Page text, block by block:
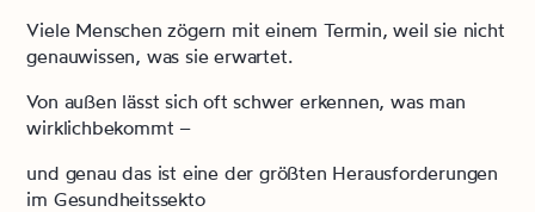
Viele Menschen zögern mit einem Termin, weil sie nicht
genauwissen, was sie erwartet.
Von außen lässt sich oft schwer erkennen, was man
wirklichbekommt –
und genau das ist eine der größten Herausforderungen
im Gesundheitssekto